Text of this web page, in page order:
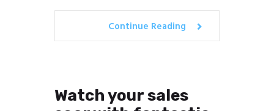
Continue Reading
Watch your sales